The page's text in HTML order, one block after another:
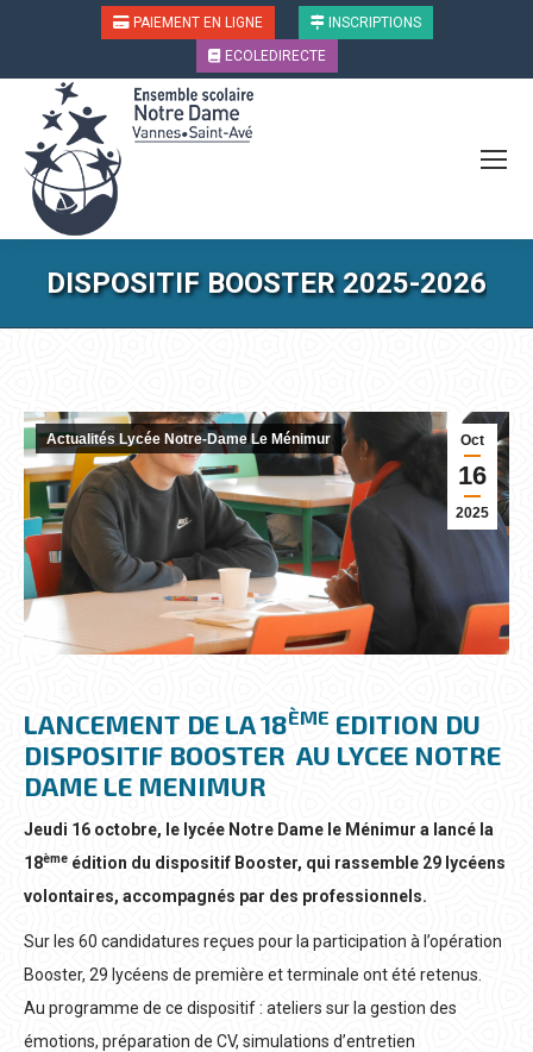
PAIEMENT EN LIGNE
INSCRIPTIONS
ECOLEDIRECTE
DISPOSITIF BOOSTER 2025-2026
Oct
16
2025
Actualités Lycée Notre-Dame Le Ménimur
LANCEMENT DE LA 18ÈME EDITION DU
DISPOSITIF BOOSTER AU LYCEE NOTRE
DAME LE MENIMUR
Jeudi 16 octobre, le lycée Notre Dame le Ménimur a lancé la
18ème édition du dispositif Booster, qui rassemble 29 lycéens
volontaires, accompagnés par des professionnels.
Sur les 60 candidatures reçues pour la participation à l’opération
Booster, 29 lycéens de première et terminale ont été retenus.
Au programme de ce dispositif : ateliers sur la gestion des
émotions, préparation de CV, simulations d’entretien